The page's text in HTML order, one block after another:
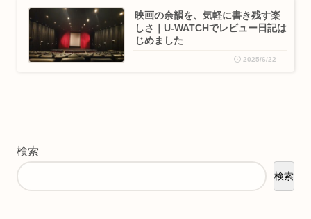
映画の余韻を、気軽に書き残す楽
しさ｜U-WATCHでレビュー日記は
じめました
2025/6/22
検索
検索